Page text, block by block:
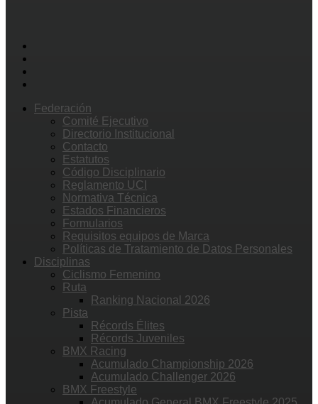
Federación
Comité Ejecutivo
Directorio Institucional
Contacto
Estatutos
Código Disciplinario
Reglamento UCI
Normativa Técnica
Estados Financieros
Formularios
Requisitos equipos de Marca
Políticas de Tratamiento de Datos Personales
Disciplinas
Ciclismo Femenino
Ruta
Ranking Nacional 2026
Pista
Récords Élites
Récords Juveniles
BMX Racing
Acumulado Championship 2026
Acumulado Challenger 2026
BMX Freestyle